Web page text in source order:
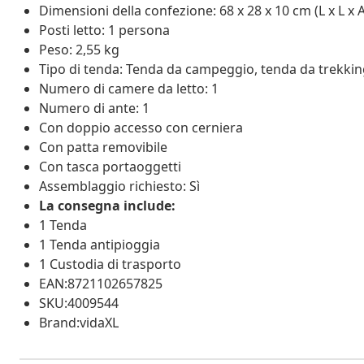
Dimensioni della confezione: 68 x 28 x 10 cm (L x L x
Posti letto: 1 persona
Peso: 2,55 kg
Tipo di tenda: Tenda da campeggio, tenda da
Numero di camere da letto: 1
Numero di ante: 1
Con doppio accesso con cerniera
Con patta removibile
Con tasca portaoggetti
Assemblaggio richiesto: Sì
La consegna include:
1 Tenda
1 Tenda antipioggia
1 Custodia di trasporto
EAN:8721102657825
SKU:4009544
Brand:vidaXL